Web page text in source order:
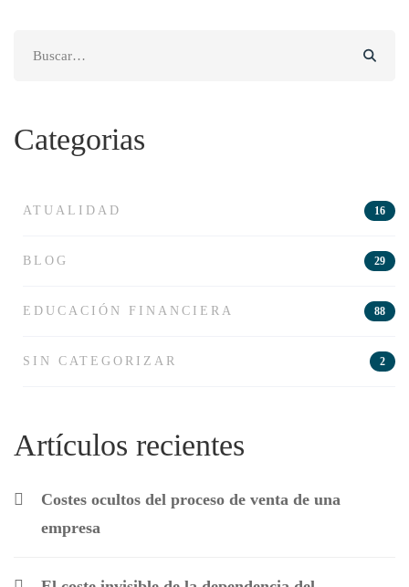
Categorias
ATUALIDAD 16
BLOG 29
EDUCACIÓN FINANCIERA 88
SIN CATEGORIZAR 2
Artículos recientes
Costes ocultos del proceso de venta de una
empresa